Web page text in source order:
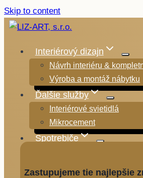
Skip to content
Interiérový dizajn
Návrh interiéru &
Výroba a montáž nábytku
Ďalšie služby
Interiérové svietidlá
Mikrocement
Spotrebiče
Zastupujeme tie najlepšie